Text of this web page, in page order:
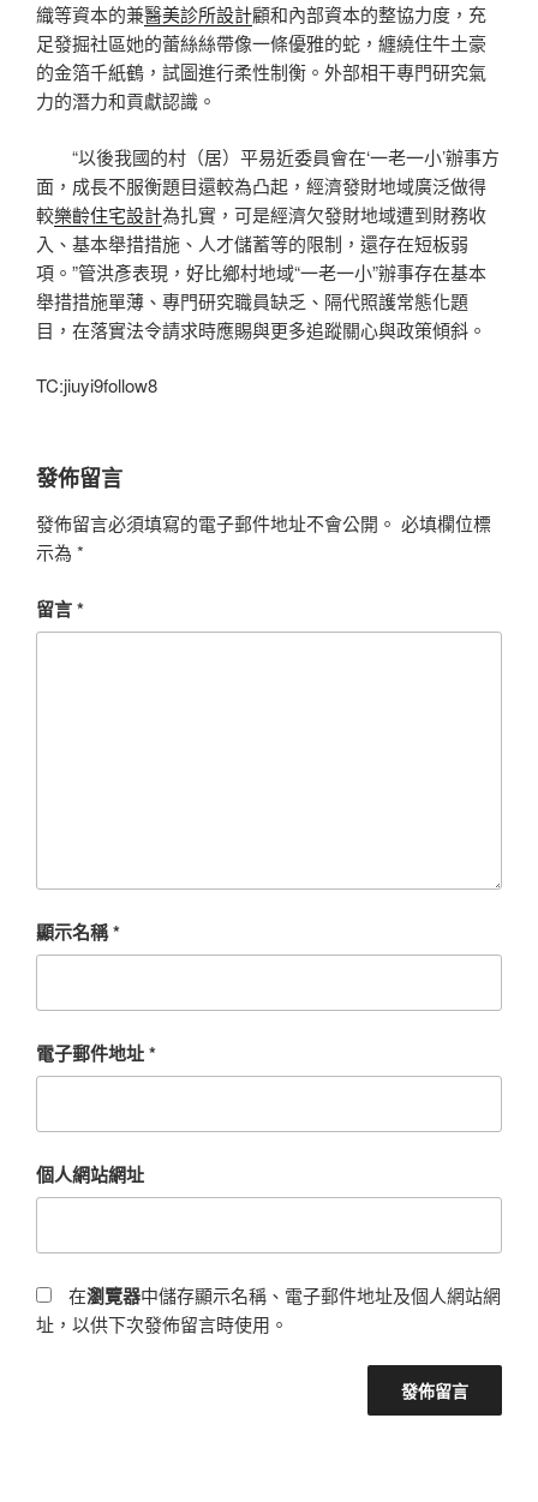
織等資本的兼醫美診所設計顧和內部資本的整協力度，充
足發掘社區她的蕾絲絲帶像一條優雅的蛇，纏繞住牛土豪
的金箔千紙鶴，試圖進行柔性制衡。外部相干專門研究氣
力的潛力和貢獻認識。
“以後我國的村（居）平易近委員會在‘一老一小’辦事方
面，成長不服衡題目還較為凸起，經濟發財地域廣泛做得
較樂齡住宅設計為扎實，可是經濟欠發財地域遭到財務收
入、基本舉措措施、人才儲蓄等的限制，還存在短板弱
項。”管洪彥表現，好比鄉村地域“一老一小”辦事存在基本
舉措措施單薄、專門研究職員缺乏、隔代照護常態化題
目，在落實法令請求時應賜與更多追蹤關心與政策傾斜。
TC:jiuyi9follow8
發佈留言
發佈留言必須填寫的電子郵件地址不會公開。 必填欄位標
示為 *
留言*
顯示名稱*
電子郵件地址*
個人網站網址
在瀏覽器中儲存顯示名稱、電子郵件地址及個人網站網
址，以供下次發佈留言時使用。